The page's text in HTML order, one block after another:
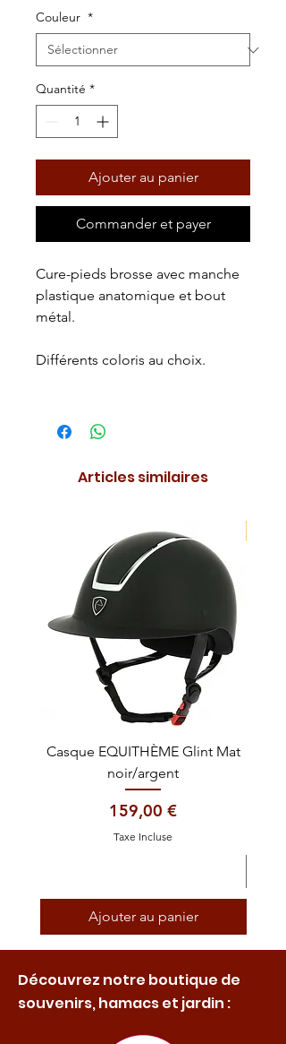
Couleur *
Quantité *
Ajouter au panier
Commander et payer
Cure-pieds brosse avec manche
plastique anatomique et bout
métal.
Différents coloris au choix.
Articles similaires
Casque EQUITHÈME Glint Mat
noir/argent
Prix
159,00 €
Taxe Incluse
Ajouter au panier
Découvrez notre boutique de
souvenirs, hamacs et jardin :